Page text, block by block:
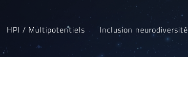
HPI / Multipotentiels Inclusion neurodiversité